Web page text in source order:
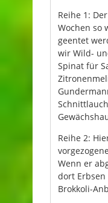
Reihe 1:
Wochen so
geentet
wir Wild-
Spinat für
Reihe 2:
Wenn er
dort Erbsen
Brokkoli-